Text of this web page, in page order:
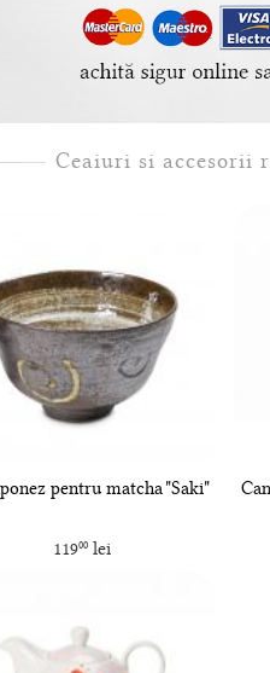
Ceaiuri si accesorii
pentru matcha "Saki"
11900 lei